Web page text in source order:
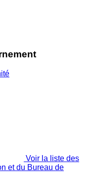
Voir la liste des
et du Bureau de